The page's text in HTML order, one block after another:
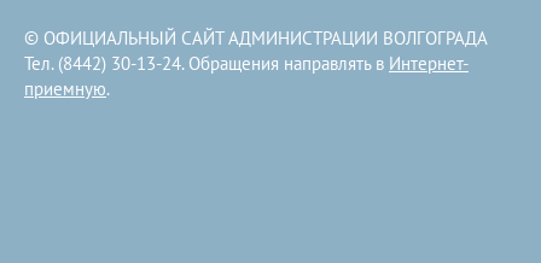
© ОФИЦИАЛЬНЫЙ САЙТ АДМИНИСТРАЦИИ ВОЛГОГРАДА
Тел. (8442) 30-13-24. Обращения направлять в Интернет-
приемную.